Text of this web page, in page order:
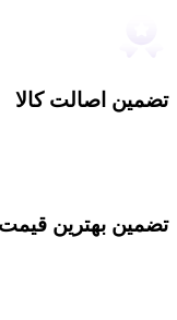
تضمین اصالت کالا
تضمین بهترین قیمت